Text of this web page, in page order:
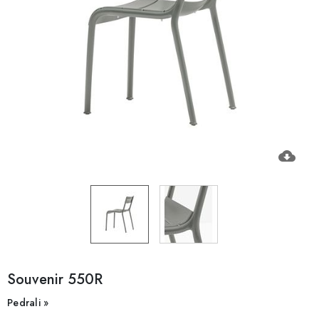
cloud_download
Souvenir 550R
Pedrali »